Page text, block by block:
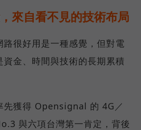
來自看不見的技術布局
路很好用是一種感覺，但對電
金、時間與技術的長期累積
先獲得 Opensignal 的 4G／
與六項台灣第一肯定，背後